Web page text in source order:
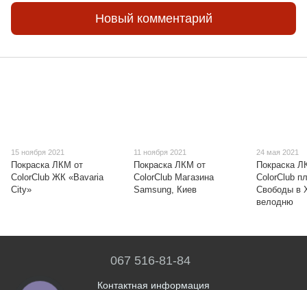
Новый комментарий
15 ноября 2021
Покраска ЛКМ от
ColorClub ЖК «Bavaria
City»
11 ноября 2021
Покраска ЛКМ от
ColorClub Магазина
Samsung, Киев
24 мая 2021
Покраска
ColorClub
Свободы в
велодню
067 516-81-84
Контактная информация